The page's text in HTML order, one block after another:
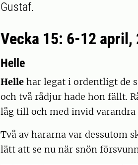
Gustaf.
Vecka 15: 6-12 april,
Helle
Helle har legat i ordentligt de
och två rådjur hade hon fällt.
låg till och med invid
Två av hararna var dessutom
lätt att se nu när snön